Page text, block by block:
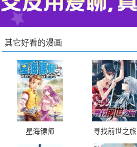
其它好看的漫画
星海镖师 寻找前世之旅